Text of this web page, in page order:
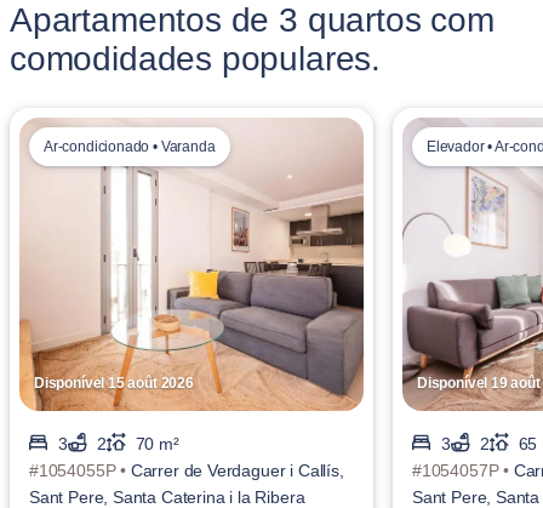
Apartamentos de 3 quartos com
comodidades populares.
Disponível 15 août 2026
Ar-condicionado • Varanda
3 2
70 m²
#1054055P • Carrer de Verdaguer i Callís,
Sant Pere, Santa Caterina i la Ribera
Disponível 19
Elevador • Ar-
3 2
65
#1054057P •
Sant Pere,